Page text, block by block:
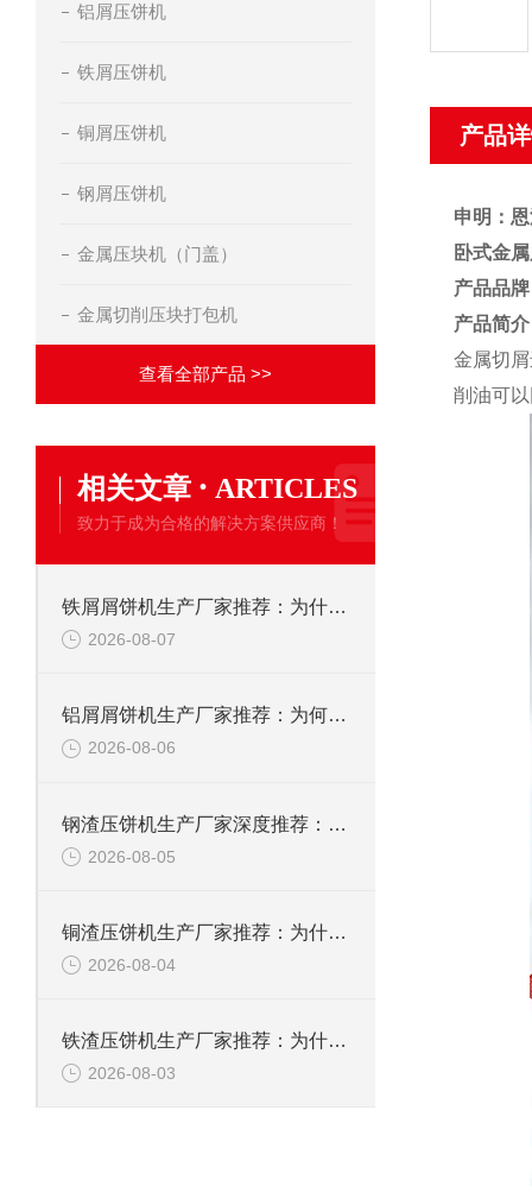
铝屑压饼机
铁屑压饼机
铜屑压饼机
钢屑压饼机
金属压块机（门盖）
金属切削压块打包机
查看全部产品 >>
相关文章 · ARTICLES
致力于成为合格的解决方案供应商！
铁屑屑饼机生产厂家推荐：为什么恩派特是您的优选伙伴
2026-08-07
铝屑屑饼机生产厂家推荐：为何恩派特成为金属回收行业的“隐形优选”？
2026-08-06
钢渣压饼机生产厂家深度推荐：为何恩派特成为高净值产线的优选
2026-08-05
铜渣压饼机生产厂家推荐：为什么恩派特成为众多企业的信赖？
2026-08-04
铁渣压饼机生产厂家推荐：为什么恩派特成为众多企业的优选？
2026-08-03
产品
申明：
卧式金
产品品
产品简
金属切
削油可